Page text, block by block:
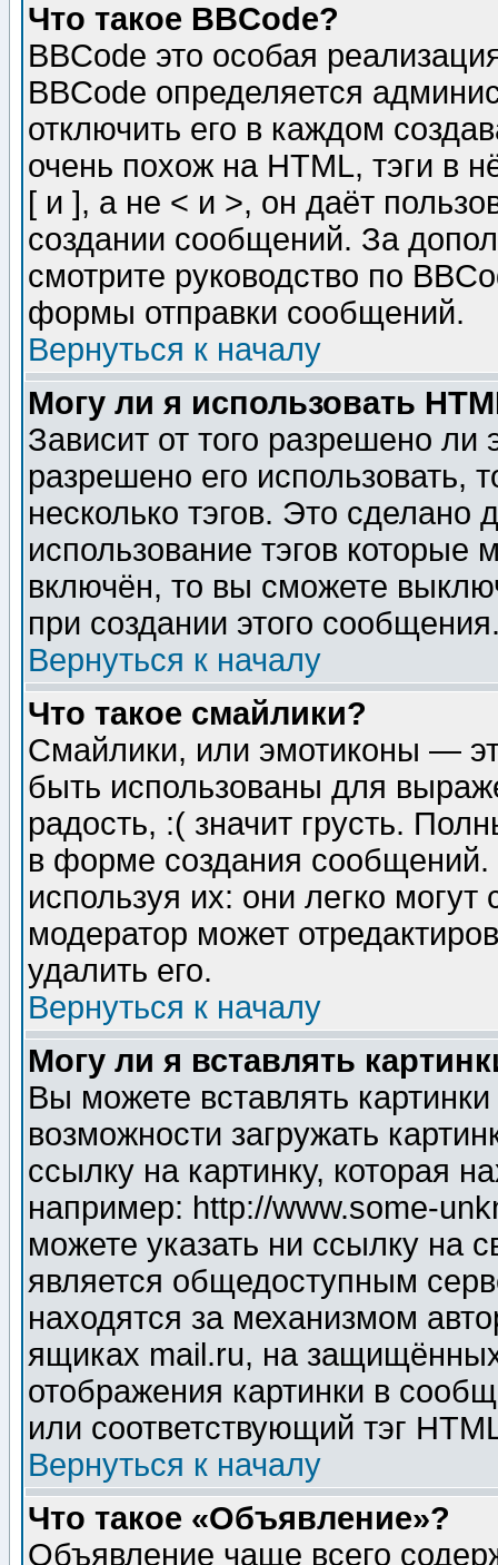
Что такое BBCode?
BBCode это особая
BBCode определяется
отключить его в каждом
очень похож на HTML, тэги в
[ и ], а не < и >, он даёт
создании сообщений. За
смотрите руководство по
формы отправки сообщений.
Вернуться к началу
Могу ли я использовать
Зависит от того разрешено
разрешено его использовать,
несколько тэгов. Это сделано
использование тэгов
включён, то вы сможете
при создании этого
Вернуться к началу
Что такое смайлики?
Смайлики, или эмотиконы —
быть использованы для
радость, :( значит грусть.
в форме создания сообщений.
используя их: они легко
модератор может
удалить его.
Вернуться к началу
Могу ли я вставлять
Вы можете вставлять
возможности загружать
ссылку на картинку, которая
например: http://www.some-
можете указать ни ссылку на
является общедоступным
находятся за механизмом
ящиках mail.ru, на
отображения картинки в
или соответствующий тэг
Вернуться к началу
Что такое «Объявление»?
Объявление чаще всего